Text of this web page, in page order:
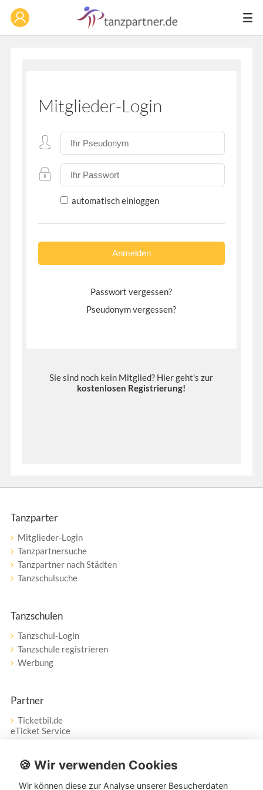
Mitglieder-Login
automatisch einloggen
Passwort vergessen?
Pseudonym vergessen?
Sie sind noch kein Mitglied? Hier geht's zur
kostenlosen Registrierung!
Tanzparter
Mitglieder-Login
Tanzpartnersuche
Tanzpartner nach Städten
Tanzschulsuche
Tanzschulen
Tanzschul-Login
Tanzschule registrieren
Werbung
Partner
Ticketbil.de
eTicket Service
Vertrag widerrufen
🍪 Wir verwenden Cookies
Wir können diese zur Analyse unserer Besucherdaten